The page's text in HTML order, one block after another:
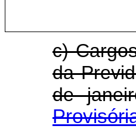
c)
da
de